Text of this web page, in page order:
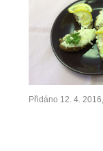
Přidáno 12. 4.